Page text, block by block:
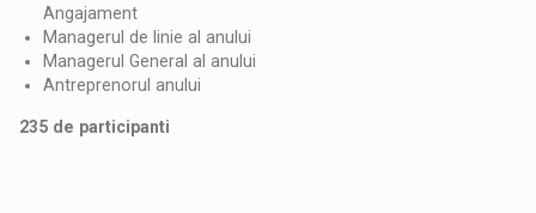
Angajament
Managerul de linie al anului
Managerul General al anului
Antreprenorul anului
235 de participanti